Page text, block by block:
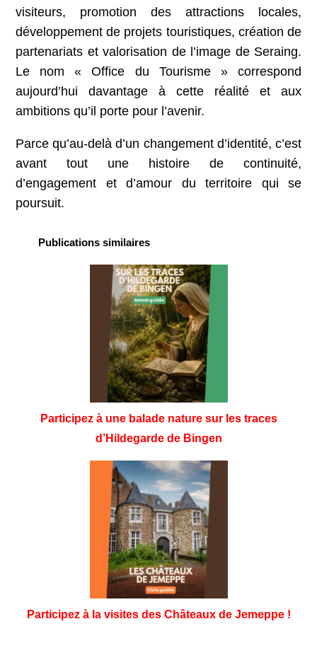
visiteurs, promotion des attractions locales,
développement de projets touristiques, création de
partenariats et valorisation de l’image de Seraing.
Le nom « Office du Tourisme » correspond
aujourd’hui davantage à cette réalité et aux
ambitions qu’il porte pour l’avenir.
Parce qu’au-delà d’un changement d’identité, c’est
avant tout une histoire de continuité,
d’engagement et d’amour du territoire qui se
poursuit.
Publications similaires
Participez à une balade nature sur les traces
d’Hildegarde de Bingen
Participez à la visites des Châteaux de Jemeppe !